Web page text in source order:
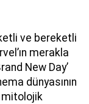
ve bereketli
merakla
New Day’
dünyasının
mitolojik